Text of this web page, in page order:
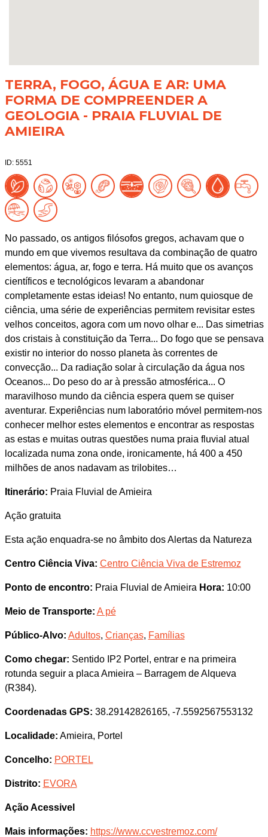
TERRA, FOGO, ÁGUA E AR: UMA
FORMA DE COMPREENDER A
GEOLOGIA - PRAIA FLUVIAL DE
AMIEIRA
ID: 5551
No passado, os antigos filósofos gregos, achavam que o
mundo em que vivemos resultava da combinação de quatro
elementos: água, ar, fogo e terra. Há muito que os avanços
científicos e tecnológicos levaram a abandonar
completamente estas ideias! No entanto, num quiosque de
ciência, uma série de experiências permitem revisitar estes
velhos conceitos, agora com um novo olhar e... Das simetrias
dos cristais à constituição da Terra... Do fogo que se pensava
existir no interior do nosso planeta às correntes de
convecção... Da radiação solar à circulação da água nos
Oceanos... Do peso do ar à pressão atmosférica... O
maravilhoso mundo da ciência espera quem se quiser
aventurar. Experiências num laboratório móvel permitem-nos
conhecer melhor estes elementos e encontrar as respostas
as estas e muitas outras questões numa praia fluvial atual
localizada numa zona onde, ironicamente, há 400 a 450
milhões de anos nadavam as trilobites…
Itinerário: Praia Fluvial de Amieira
Ação gratuita
Esta ação enquadra-se no âmbito dos Alertas da Natureza
Centro Ciência Viva: Centro Ciência Viva de Estremoz
Ponto de encontro: Praia Fluvial de Amieira Hora: 10:00
Meio de Transporte: A pé
Público-Alvo: Adultos, Crianças, Famílias
Como chegar: Sentido IP2 Portel, entrar e na primeira
rotunda seguir a placa Amieira – Barragem de Alqueva
(R384).
Coordenadas GPS: 38.29142826165, -7.5592567553132
Localidade: Amieira, Portel
Concelho: PORTEL
Distrito: EVORA
Ação Acessivel
Mais informações: https://www.ccvestremoz.com/